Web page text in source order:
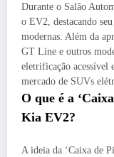
Durante o Salão
o EV2, destacando
modernas. Além da
GT Line e outros
eletrificação acessível
mercado de SUVs
O que é a
Kia EV2?
A ideia da ‘Caixa de